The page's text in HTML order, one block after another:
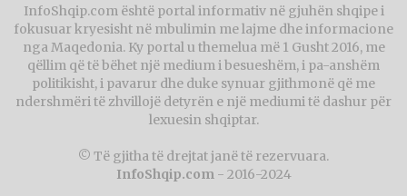
InfoShqip.com është portal informativ në gjuhën shqipe i
fokusuar kryesisht në mbulimin me lajme dhe informacione
nga Maqedonia. Ky portal u themelua më 1 Gusht 2016, me
qëllim që të bëhet një medium i besueshëm, i pa-anshëm
politikisht, i pavarur dhe duke synuar gjithmonë që me
ndershmëri të zhvillojë detyrën e një mediumi të dashur për
lexuesin shqiptar.
© Të gjitha të drejtat janë të rezervuara.
InfoShqip.com- 2016-2024